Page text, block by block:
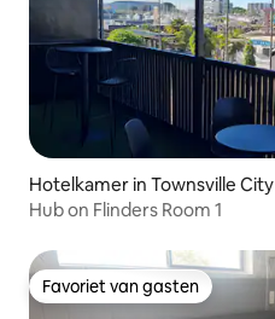
Hotelkamer in Townsville City
Hub on Flinders Room 1
Favoriet van gasten
Favoriet van gasten